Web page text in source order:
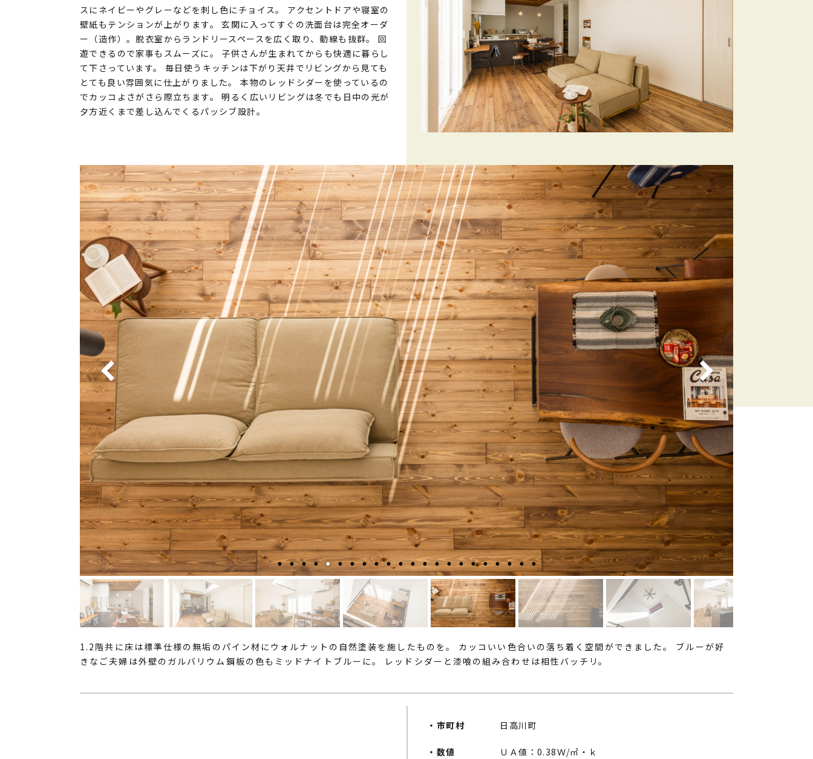
スにネイビーやグレーなどを刺し色にチョイス。 アクセントドアや寝室の
壁紙もテンションが上がります。 玄関に入ってすぐの洗面台は完全オーダ
ー（造作）。脱衣室からランドリースペースを広く取り、動線も抜群。 回
遊できるので家事もスムーズに。 子供さんが生まれてからも快適に暮らし
て下さっています。 毎日使うキッチンは下がり天井でリビングから見ても
とても良い雰囲気に仕上がりました。 本物のレッドシダーを使っているの
でカッコよさがさら際立ちます。 明るく広いリビングは冬でも日中の光が
夕方近くまで差し込んでくるパッシブ設計。
1.2階共に床は標準仕様の無垢のパイン材にウォルナットの自然塗装を施したものを。 カッコいい色合いの落ち着く空間ができました。 ブルーが好
きなご夫婦は外壁のガルバリウム鋼板の色もミッドナイトブルーに。 レッドシダーと漆喰の組み合わせは相性バッチリ。
・市町村 日高川町
・数値
ＵＡ値：0.38Ｗ/㎡・ｋ